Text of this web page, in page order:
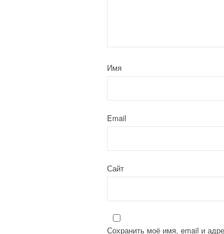
о
а
и
я
Имя
Email
Сайт
Сохранить моё имя, email и